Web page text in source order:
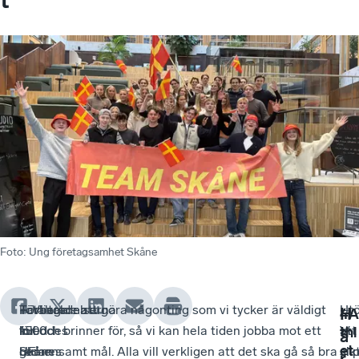
Foto: Ung företagsamhet Skåne
Totalt
1500
UF-
Tävlingarna
inleddes
redan
Förberedelserna
för
Skånes
– Vi valde att göra någonting som vi tycker är väldigt
kul och brinner för, så vi kan hela tiden jobba mot ett
gemensamt mål. Alla vill verkligen att det ska gå så bra
att
–
Vi
H
ä
4A
thl
et